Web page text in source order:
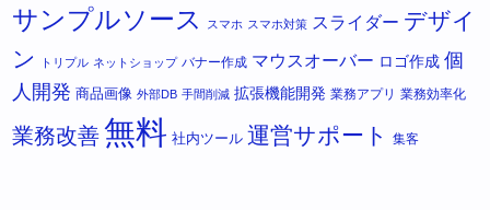
サンプルソース スマホ スマホ対策 スライダー デザイ
ン
トリプル ネットショップ バナー作成 マウスオーバー ロゴ作成 個
人開発 商品画像 外部DB 手間削減 拡張機能開発 業務アプリ 業務効率化
業務改善無料 社内ツール 運営サポート 集客